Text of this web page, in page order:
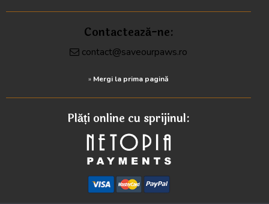
Contactează-ne:
contact@saveourpaws.ro
» Mergi la prima pagină
Plăți online cu sprijinul: